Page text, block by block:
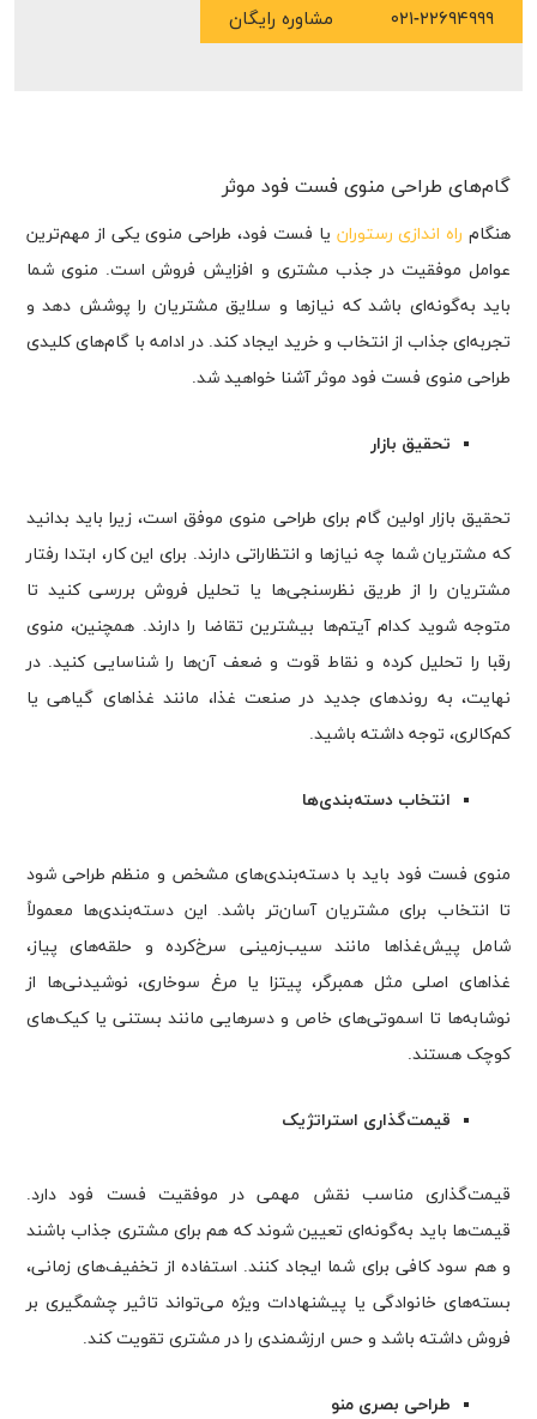
۰۲۱-۲۲۶۹۴۹۹۹ مشاوره رایگان
گام‌های طراحی منوی فست فود موثر
هنگام راه اندازی رستوران یا فست فود، طراحی منوی یکی از مهم‌ترین
عوامل موفقیت در جذب مشتری و افزایش فروش است. منوی شما
باید به‌گونه‌ای باشد که نیازها و سلایق مشتریان را پوشش دهد و
تجربه‌ای جذاب از انتخاب و خرید ایجاد کند. در ادامه با گام‌های کلیدی
طراحی منوی فست فود موثر آشنا خواهید شد.
تحقیق بازار
تحقیق بازار اولین گام برای طراحی منوی موفق است، زیرا باید بدانید
که مشتریان شما چه نیازها و انتظاراتی دارند. برای این کار، ابتدا رفتار
مشتریان را از طریق نظرسنجی‌ها یا تحلیل فروش بررسی کنید تا
متوجه شوید کدام آیتم‌ها بیشترین تقاضا را دارند. همچنین، منوی
رقبا را تحلیل کرده و نقاط قوت و ضعف آن‌ها را شناسایی کنید. در
نهایت، به روندهای جدید در صنعت غذا، مانند غذاهای گیاهی یا
کم‌کالری، توجه داشته باشید.
انتخاب دسته‌بندی‌ها
منوی فست فود باید با دسته‌بندی‌های مشخص و منظم طراحی شود
تا انتخاب برای مشتریان آسان‌تر باشد. این دسته‌بندی‌ها معمولاً
شامل پیش‌غذاها مانند سیب‌زمینی سرخ‌کرده و حلقه‌های پیاز،
غذاهای اصلی مثل همبرگر، پیتزا یا مرغ سوخاری، نوشیدنی‌ها از
نوشابه‌ها تا اسموتی‌های خاص و دسرهایی مانند بستنی یا کیک‌های
کوچک هستند.
قیمت‌گذاری استراتژیک
قیمت‌گذاری مناسب نقش مهمی در موفقیت فست فود دارد.
قیمت‌ها باید به‌گونه‌ای تعیین شوند که هم برای مشتری جذاب باشند
و هم سود کافی برای شما ایجاد کنند. استفاده از تخفیف‌های زمانی،
بسته‌های خانوادگی یا پیشنهادات ویژه می‌تواند تاثیر چشمگیری بر
فروش داشته باشد و حس ارزشمندی را در مشتری تقویت کند.
طراحی بصری منو